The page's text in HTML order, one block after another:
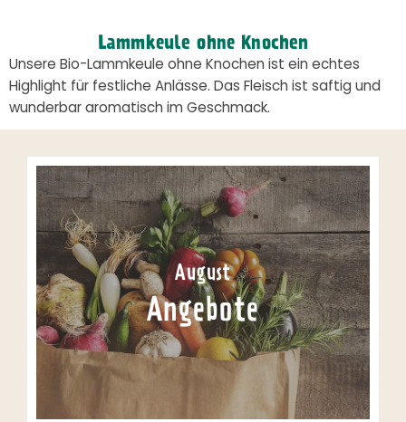
Lammkeule ohne Knochen
Unsere Bio-Lammkeule ohne Knochen ist ein echtes
Highlight für festliche Anlässe. Das Fleisch ist saftig und
wunderbar aromatisch im Geschmack.
August
Angebote